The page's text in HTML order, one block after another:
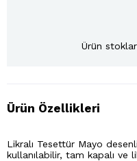
Ürün
Ürün Özellikleri
Likralı Tesettür Mayo
kullanılabilir, tam kapalı ve